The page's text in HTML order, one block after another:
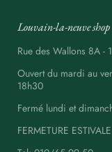
Louvain-la-neuve shop
Rue des Wallons 8A -
Ouvert du mardi au
18h30
Fermé lundi et
FERMETURE